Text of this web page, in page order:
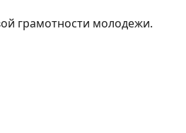
грамотности молодежи.